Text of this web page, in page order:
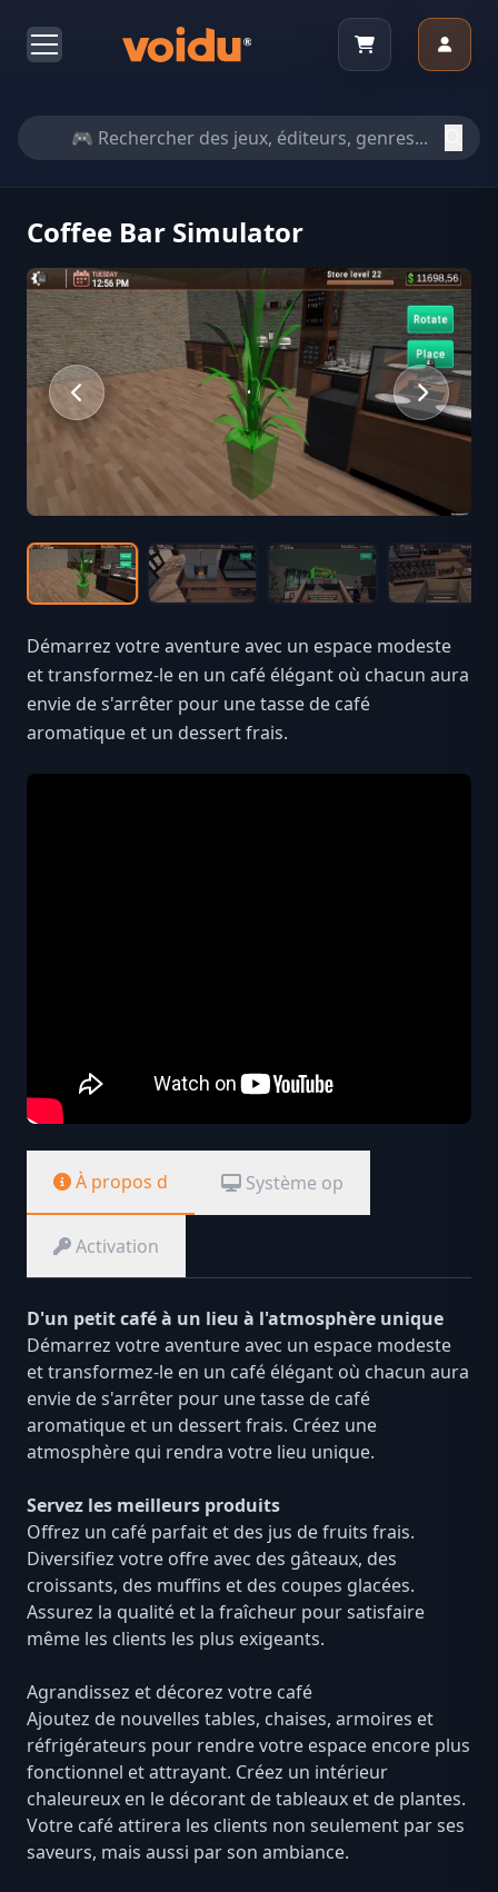
Coffee Bar Simulator
Démarrez votre aventure avec un espace modeste
et transformez-le en un café élégant où chacun aura
envie de s'arrêter pour une tasse de café
aromatique et un dessert frais.
À propos d Système op
Activation
D'un petit café à un lieu à l'atmosphère unique
Démarrez votre aventure avec un espace modeste
et transformez-le en un café élégant où chacun aura
envie de s'arrêter pour une tasse de café
aromatique et un dessert frais. Créez une
atmosphère qui rendra votre lieu unique.
Servez les meilleurs produits
Offrez un café parfait et des jus de fruits frais.
Diversifiez votre offre avec des gâteaux, des
croissants, des muffins et des coupes glacées.
Assurez la qualité et la fraîcheur pour satisfaire
même les clients les plus exigeants.
Agrandissez et décorez votre café
Ajoutez de nouvelles tables, chaises, armoires et
réfrigérateurs pour rendre votre espace encore plus
fonctionnel et attrayant. Créez un intérieur
chaleureux en le décorant de tableaux et de plantes.
Votre café attirera les clients non seulement par ses
saveurs, mais aussi par son ambiance.